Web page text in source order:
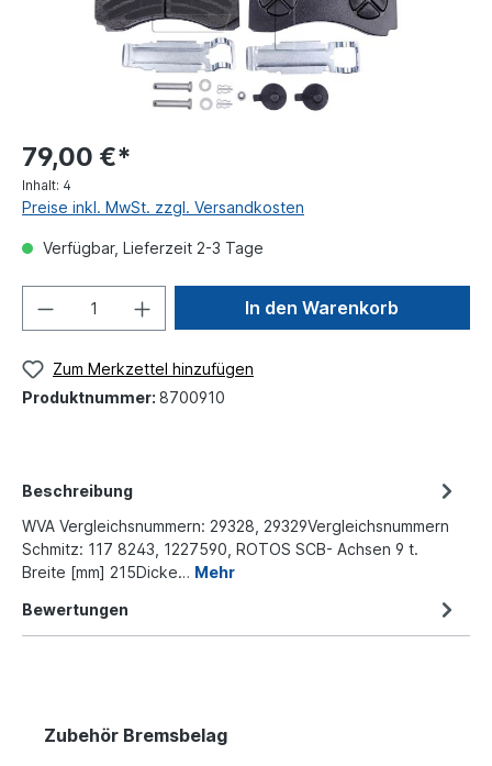
79,00 €*
Inhalt: 4
Preise inkl. MwSt. zzgl. Versandkosten
Verfügbar, Lieferzeit 2-3 Tage
In den Warenkorb
Zum Merkzettel hinzufügen
Produktnummer: 8700910
Beschreibung
WVA Vergleichsnummern: 29328, 29329Vergleichsnummern
Schmitz: 117 8243, 1227590, ROTOS SCB- Achsen 9 t.
Breite [mm] 215Dicke… Mehr
Bewertungen
Zubehör Bremsbelag